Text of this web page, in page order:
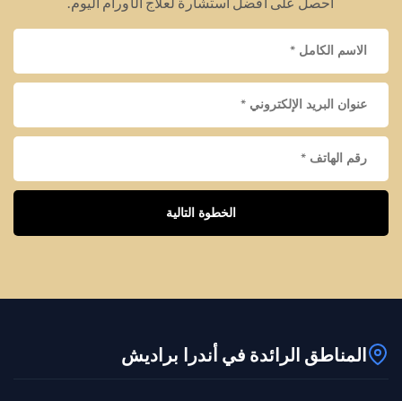
الخطوة التالية
المناطق الرائدة في أندرا براديش